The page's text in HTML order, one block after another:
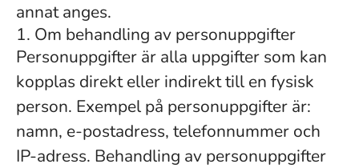
annat anges.
1. Om behandling av personuppgifter
Personuppgifter är alla uppgifter som kan
kopplas direkt eller indirekt till en fysisk
person. Exempel på personuppgifter är:
namn, e-postadress, telefonnummer och
IP-adress. Behandling av personuppgifter